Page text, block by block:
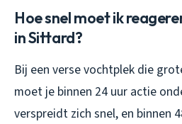
Hoe snel moet ik
in Sittard?
Bij een verse vochtplek die
moet je binnen 24 uur actie
verspreidt zich snel, en binnen